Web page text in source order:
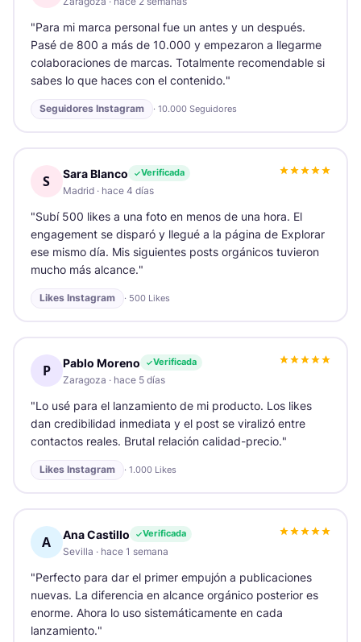
"Para mi marca personal fue un antes y un después.
Pasé de 800 a más de 10.000 y empezaron a llegarme
colaboraciones de marcas. Totalmente recomendable si
sabes lo que haces con el contenido."
Seguidores Instagram · 10.000 Seguidores
S Sara Blanco Verificada
Madrid· hace 4 días
"Subí 500 likes a una foto en menos de una hora. El
engagement se disparó y llegué a la página de Explorar
ese mismo día. Mis siguientes posts orgánicos tuvieron
mucho más alcance."
Likes Instagram · 500 Likes
P Pablo Moreno Verificada
Zaragoza · hace 5 días
"Lo usé para el lanzamiento de mi producto. Los likes
dan credibilidad inmediata y el post se viralizó entre
contactos reales. Brutal relación calidad-precio."
Likes Instagram · 1.000 Likes
A Ana Castillo Verificada
Sevilla · hace 1 semana
"Perfecto para dar el primer empujón a publicaciones
nuevas. La diferencia en alcance orgánico posterior es
enorme. Ahora lo uso sistemáticamente en cada
lanzamiento."